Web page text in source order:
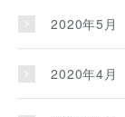
2020年5月
2020年4月